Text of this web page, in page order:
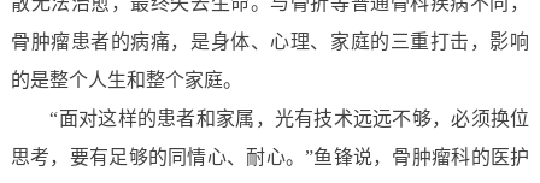
骨肿瘤患者的病痛，是身体、心理、家庭的三重打击，影响
的是整个人生和整个家庭。
“面对这样的患者和家属，光有技术远远不够，必须换位
思考，要有足够的同情心、耐心。”鱼锋说，骨肿瘤科的医护